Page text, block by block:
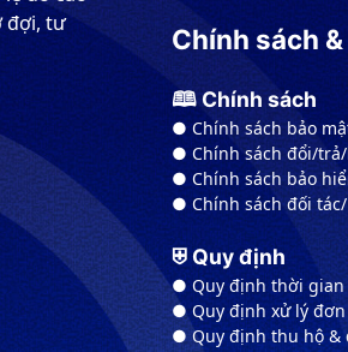
đợi, tư
Chính sách
🕮 Chính sách
● Chính sách bảo
● Chính sách đổi/
● Chính sách bảo
● Chính sách đối
⛨ Quy định
● Quy định thời
● Quy định xử lý
● Quy định thu hộ &